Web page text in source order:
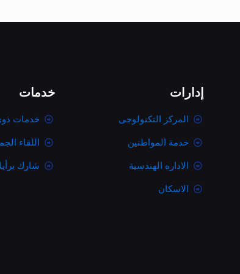
إدارات
المركز التكنولوجى
خدمة المواطنين
الاداره الهندسية
الاسكان
خدمات
خدمات
اللقاء
شارك